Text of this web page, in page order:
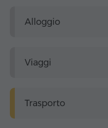
Alloggio
Viaggi
Trasporto